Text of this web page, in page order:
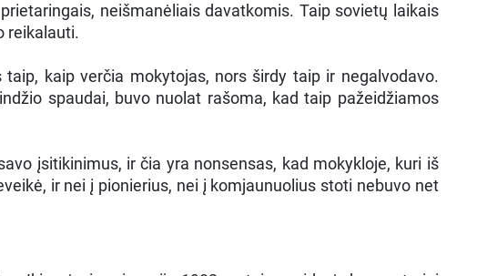
neišmanėliais davatkomis. Taip sovietų laikais
reikalauti.
kaip verčia mokytojas, nors širdy taip ir negalvodavo.
spaudai, buvo nuolat rašoma, kad taip pažeidžiamos
įsitikinimus, ir čia yra nonsensas, kad mokykloje, kuri iš
ir nei į pionierius, nei į komjaunuolius stoti nebuvo net